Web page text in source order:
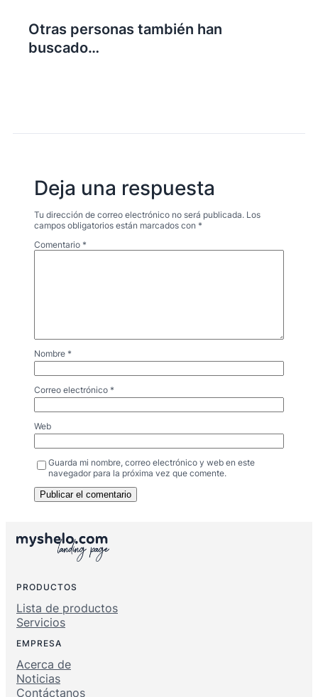
Otras personas también han
buscado…
Deja una respuesta
Tu dirección de correo electrónico no será publicada. Los
campos obligatorios están marcados con *
Comentario *
Nombre *
Correo electrónico *
Web
Guarda mi nombre, correo electrónico y web en este
navegador para la próxima vez que comente.
PRODUCTOS
Lista de productos
Servicios
EMPRESA
Acerca de
Noticias
Contáctanos